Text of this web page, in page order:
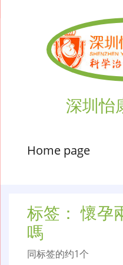
深圳怡
Home page
标签：懷孕
嗎
同标签的约1个